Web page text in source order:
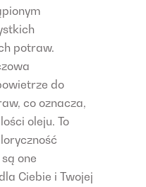
potraw.
do
co oznacza,
oleju. To
one
Ciebie i Twojej